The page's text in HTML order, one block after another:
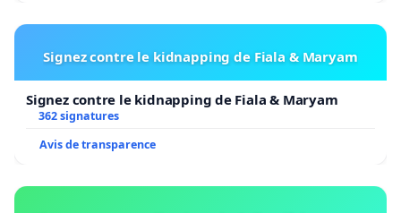
Cette pétitionluisera remise.
Signez contre le kidnapping de Fiala & Maryam
Signez contre le kidnapping de Fiala & Maryam
362 signatures
Avis de transparence